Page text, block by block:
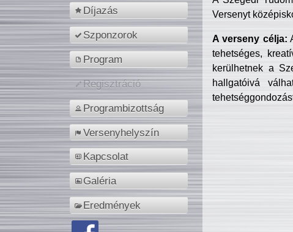
Díjazás
Szponzorok
Program
Regisztráció
Programbizottság
Versenyhelyszín
Kapcsolat
Galéria
Eredmények
Versenyt
A verseny célja:
tehetséges,
kerülhetnek a
hallgatóivá